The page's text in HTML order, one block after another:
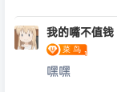
我的嘴不值钱
嘿嘿